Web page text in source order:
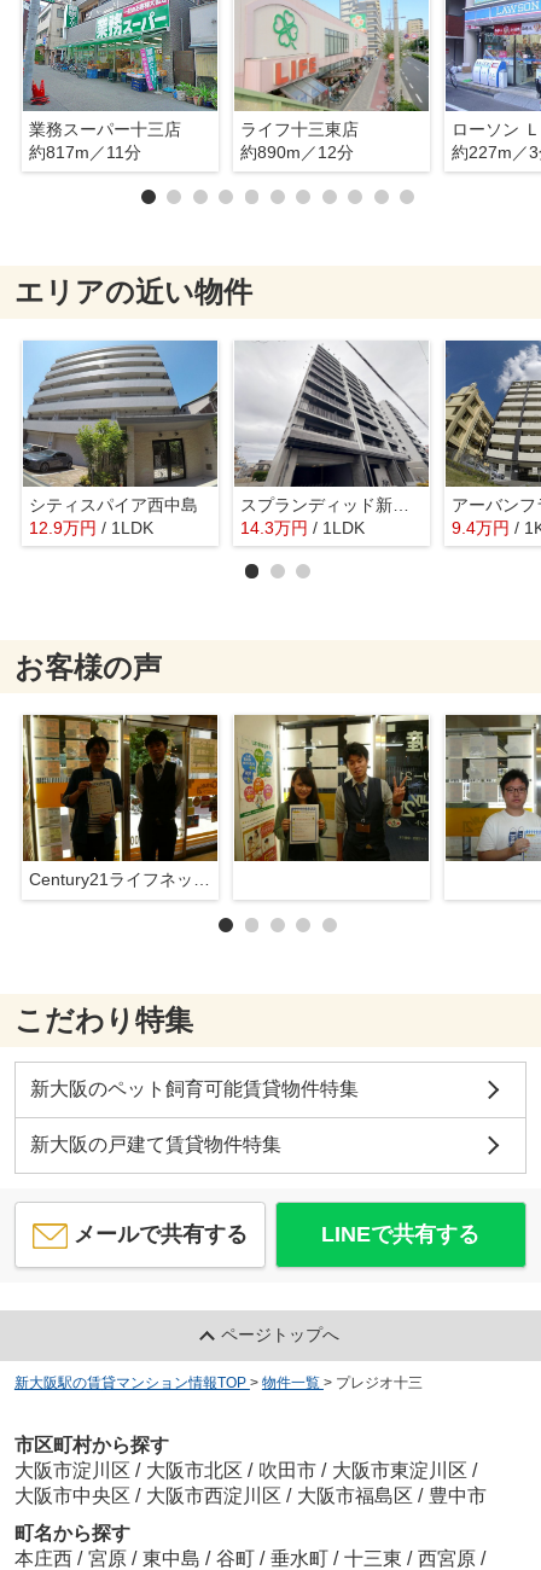
業務スーパー十三店
約817m／11分
ライフ十三東店
約890m／12分
ローソン
約227m／
エリアの近い物件
シティスパイア西中島
12.9万円 / 1LDK
スプランディッド新大阪6
14.3万円 / 1LDK 9.4万円 /
お客様の声
こだわり特集
新大阪のペット飼育可能賃貸物件特集
新大阪の戸建て賃貸物件特集
メールで共有する LINEで共有する
ページトップへ
新大阪駅の賃貸マンション情報TOP > 物件一覧 > プレジオ十三
市区町村から探す
大阪市淀川区 / 大阪市北区 / 吹田市 / 大阪市東淀川区 /
大阪市中央区 / 大阪市西淀川区 / 大阪市福島区 / 豊中市
町名から探す
本庄西 / 宮原 / 東中島 / 谷町 / 垂水町 / 十三東 / 西宮原 /